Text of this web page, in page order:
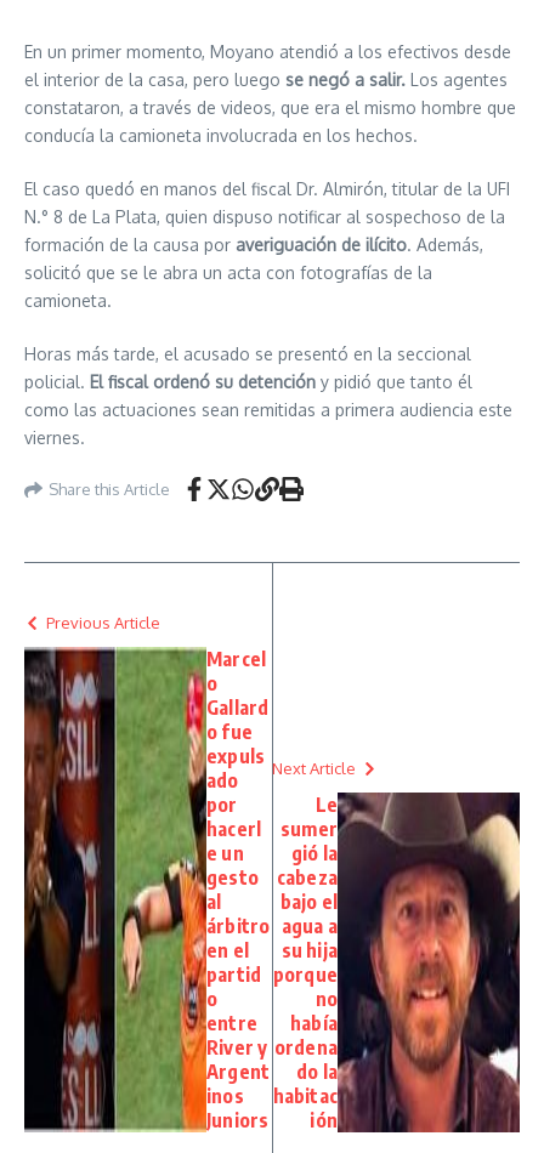
En un primer momento, Moyano atendió a los efectivos desde
el interior de la casa, pero luego se negó a salir. Los agentes
constataron, a través de videos, que era el mismo hombre que
conducía la camioneta involucrada en los hechos.
El caso quedó en manos del fiscal Dr. Almirón, titular de la UFI
N.° 8 de La Plata, quien dispuso notificar al sospechoso de la
formación de la causa por averiguación de ilícito. Además,
solicitó que se le abra un acta con fotografías de la
camioneta.
Horas más tarde, el acusado se presentó en la seccional
policial. El fiscal ordenó su detención y pidió que tanto él
como las actuaciones sean remitidas a primera audiencia este
viernes.
Share this Article
Previous Article
Marcel
o
Gallard
o fue
expuls
ado
por
hacerl
e un
gesto
al
árbitro
en el
partid
o
entre
River y
Argent
inos
Juniors
Next Article
Le
sumer
gió la
cabeza
bajo el
agua a
su hija
porque
no
había
ordena
do la
habitac
ión